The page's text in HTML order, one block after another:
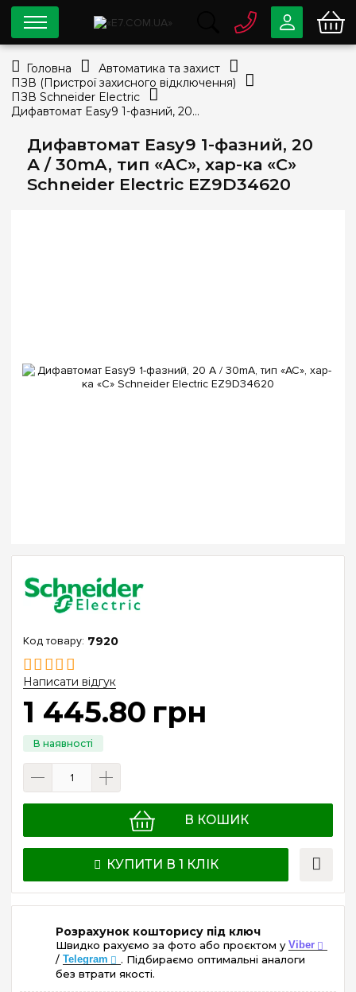
Дифавтомат Easy9 1-фазний, 20
А / 30mA, тип «AC», хар-ка «C»
Schneider Electric EZ9D34620
7920
Написати відгук
1 445.80 грн
В КОШИК
КУПИТИ В 1 КЛІК
Розрахунок кошторису під ключ
Швидко рахуємо за фото або проєктом у Viber
/ Telegram
. Підбираємо оптимальні аналоги
без втрати якості.
0 800 33-63-07
Безкоштовно
info@e7.com.ua
044
Viber Telegram
Головна
Автоматика та захист
ПЗВ (Пристрої захисного відключення)
ПЗВ Schneider Electric
Дифавтомат Easy9 1-фазний, 20 А / 30mA, тип «AC», хар-ка «C» Schneider Electric EZ9D34620